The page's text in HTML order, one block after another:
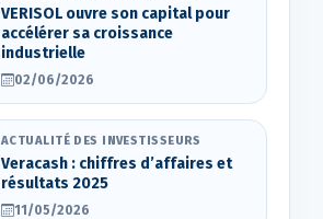
VERISOL ouvre son capital pour
accélérer sa croissance
industrielle
02/06/2026
ACTUALITÉ DES INVESTISSEURS
Veracash : chiffres d’affaires et
résultats 2025
11/05/2026